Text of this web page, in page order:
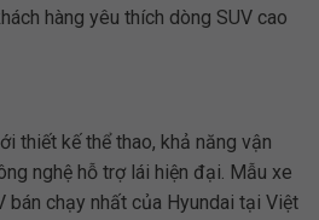
hàng yêu thích dòng SUV cao
thiết kế thể thao, khả năng vận
nghệ hỗ trợ lái hiện đại. Mẫu xe
bán chạy nhất của Hyundai tại Việt